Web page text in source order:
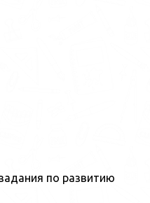
по развитию